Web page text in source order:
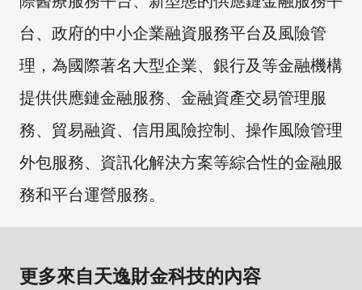
台、政府的中小企業融資服務平台及風險管
理，為國際著名大型企業、銀行及等金融機構
提供供應鏈金融服務、金融資產交易管理服
務、貿易融資、信用風險控制、操作風險管理
外包服務、資訊化解決方案等綜合性的金融服
務和平台運營服務。
更多來自天逸財金科技的內容